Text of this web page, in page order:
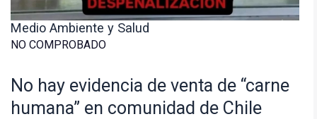
Medio Ambiente y Salud
NO COMPROBADO
No hay evidencia de venta de “carne
humana” en comunidad de Chile